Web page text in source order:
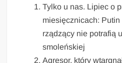
Tylko u nas. Lipiec o
miesięcznicach:
rządzący nie potrafią
smoleńskiej
Agresor, który